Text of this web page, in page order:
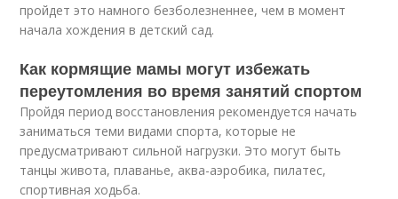
пройдет это намного безболезненнее, чем в момент
начала хождения в детский сад.
Как кормящие мамы могут избежать
переутомления во время занятий спортом
Пройдя период восстановления рекомендуется начать
заниматься теми видами спорта, которые не
предусматривают сильной нагрузки. Это могут быть
танцы живота, плаванье, аква-аэробика, пилатес,
спортивная ходьба.